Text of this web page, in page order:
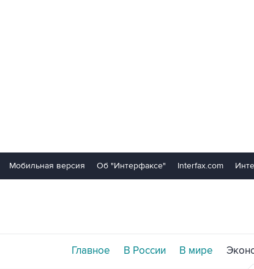
Мобильная версия Об "Интерфаксе" Interfax.com
Главное В России В мире